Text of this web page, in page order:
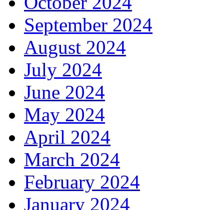
September 2024
August 2024
July 2024
June 2024
May 2024
April 2024
March 2024
February 2024
January 2024